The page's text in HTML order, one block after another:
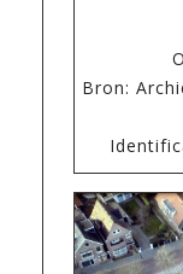
Bron: